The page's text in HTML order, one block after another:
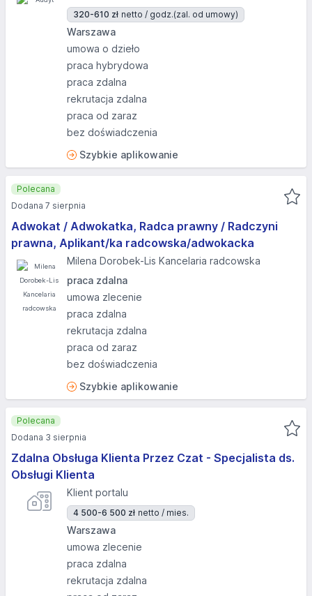
320-610 zł netto / godz.(zal. od umowy)
Warszawa
umowa o dzieło
praca hybrydowa
praca zdalna
rekrutacja zdalna
praca od zaraz
bez doświadczenia
Szybkie aplikowanie
Adwokat / Adwokatka, Radca prawny / Radczyni
prawna, Aplikant/ka radcowska/adwokacka
Milena Dorobek-Lis Kancelaria radcowska
praca zdalna
umowa zlecenie
praca zdalna
rekrutacja zdalna
praca od zaraz
bez doświadczenia
Szybkie aplikowanie
Polecana
Dodana 7 sierpnia
Zdalna Obsługa Klienta Przez Czat - Specjalista ds.
Obsługi Klienta
Klient portalu
4 500-6 500 zł netto / mies.
Warszawa
umowa zlecenie
praca zdalna
rekrutacja zdalna
Polecana
Dodana 3 sierpnia